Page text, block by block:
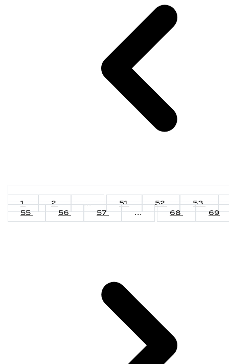
1 2 ... 51 52
53
55
56 57 ... 68 69